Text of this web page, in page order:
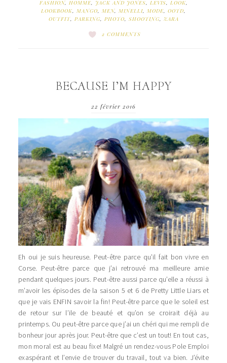
FASHION, HOMME, JACK AND JONES, LEVIS, LOOK,
LOOKBOOK, MANGO, MEN, MINELLI, MODE, OOTD,
OUTFIT, PARKING, PHOTO, SHOOTING,ZARA
2 COMMENTS
BECAUSE I’M HAPPY
22 février 2016
Eh oui je suis heureuse. Peut-être parce qu’il fait bon vivre en
Corse. Peut-être parce que j’ai retrouvé ma meilleure amie
pendant quelques jours. Peut-être aussi parce qu’elle a réussi à
m’avoir les épisodes de la saison 5 et 6 de Pretty Little Liars et
que je vais ENFIN savoir la fin! Peut-être parce que le soleil est
de retour sur l’ile de beauté et qu’on se croirait déjà au
printemps. Ou peut-être parce que j’ai un chéri qui me rempli de
bonheur jour après jour. Peut-être que c’est un tout! En tout cas,
mon moral est au beau fixe! Malgré un rendez-vous Pole Emploi
exaspérant et l’envie de trouver du travail, tout va bien. J’évite